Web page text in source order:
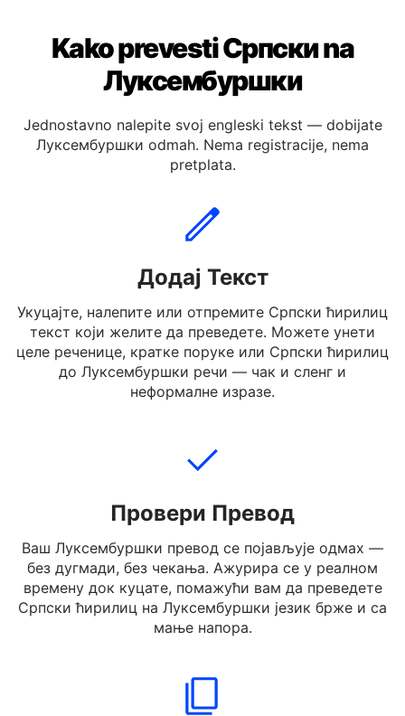
Kako prevesti Српски na
Луксембуршки
Jednostavno nalepite svoj engleski tekst — dobijate
pretplata.
Додај Текст
Укуцајте, налепите или отпремите Српски ћирилиц
текст који желите да преведете. Можете унети
целе реченице, кратке поруке или Српски ћирилиц
Провери Превод
Ваш Луксембуршки превод се појављује одмах —
без дугмади, без чекања. Ажурира се у реалном
времену док куцате, помажући вам да преведете
мање напора.